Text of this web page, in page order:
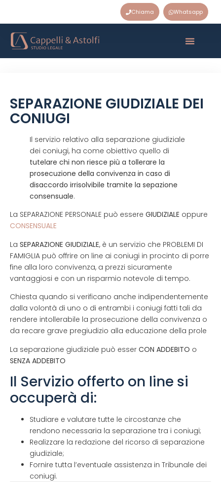
Chiama Whatsapp
SEPARAZIONE GIUDIZIALE DEI
CONIUGI
Il servizio relativo alla separazione giudiziale
dei coniugi, ha come obiettivo quello di
tutelare chi non riesce più a tollerare la
prosecuzione della convivenza in caso di
disaccordo irrisolvibile tramite la sepazione
consensuale.
La SEPARAZIONE PERSONALE può essere GIUDIZIALE oppure
CONSENSUALE
La SEPARAZIONE GIUDIZIALE, è un servizio che PROBLEMI DI
FAMIGLIA può offrire on line ai coniugi in procinto di porre
fine alla loro convivenza, a prezzi sicuramente
vantaggiosi e con un risparmio notevole di tempo.
Chiesta quando si verificano anche indipendentemente
dalla volontà di uno o di entrambi i coniugi fatti tali da
rendere intollerabile la prosecuzione della convivenza o
da recare grave pregiudizio alla educazione della prole
La separazione giudiziale può esser CON ADDEBITO o
SENZA ADDEBITO
Il Servizio offerto on line si
occuperà di:
Studiare e valutare tutte le circostanze che
rendono necessaria la separazione tra i coniugi;
Realizzare la redazione del ricorso di separazione
giudiziale;
Fornire tutta l’eventuale assistenza in Tribunale dei
coniugi.